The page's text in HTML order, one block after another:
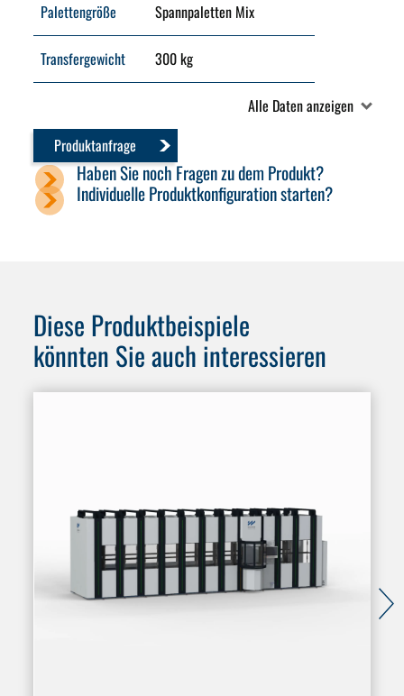
Palettengröße Spannpaletten Mix
Transfergewicht 300 kg
Alle Daten anzeigen
Produktanfrage
Haben Sie noch Fragen zu dem Produkt?
Individuelle Produktkonfiguration starten?
Diese Produktbeispiele
könnten Sie auch interessieren